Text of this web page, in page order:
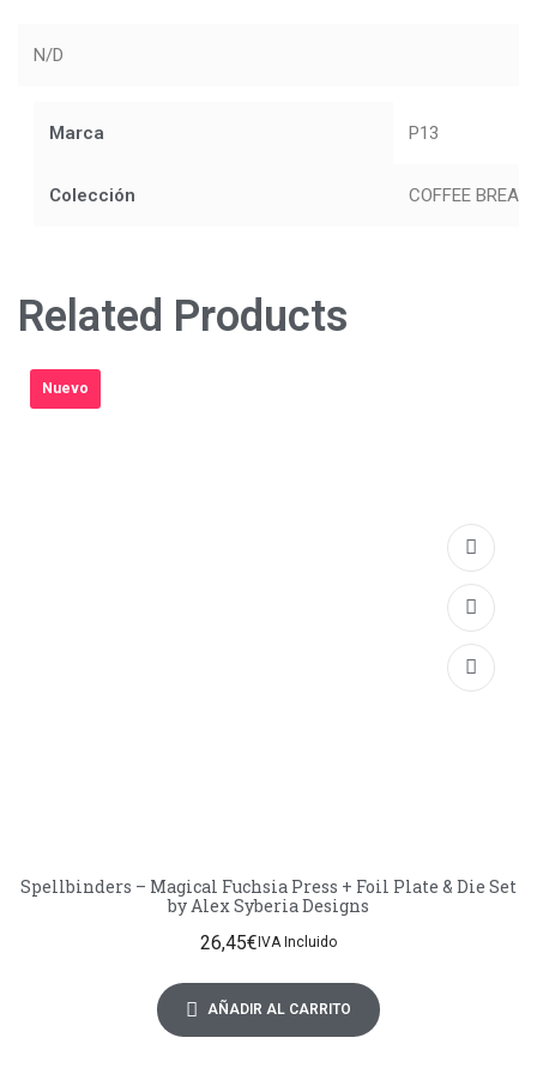
N/D
Marca P13
Colección COFFEE BREAK
Related Products
Nuevo
Spellbinders – Magical Fuchsia Press + Foil Plate & Die Set
by Alex Syberia Designs
26,45€ IVA Incluido
AÑADIR AL CARRITO